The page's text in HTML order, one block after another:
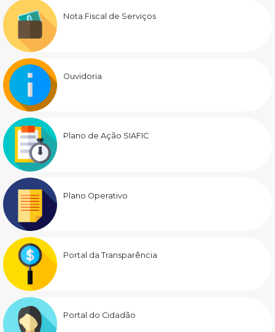
Nota Fiscal de Serviços
Ouvidoria
Plano de Ação SIAFIC
Plano Operativo
Portal da Transparência
Portal do Cidadão